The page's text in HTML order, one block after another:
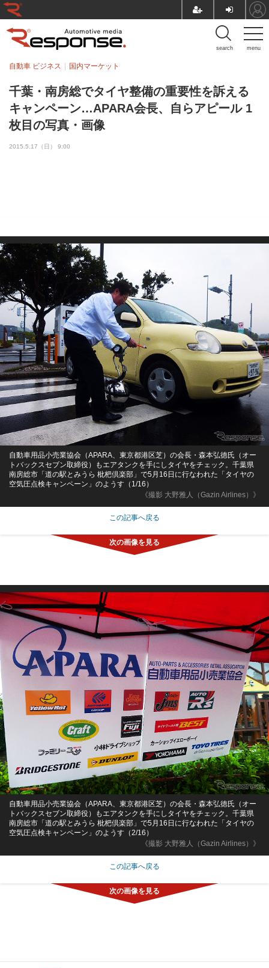
menu
search
千葉・南房総でタイヤ整備の重要性を訴える
キャンペーン…APARA会長、自らアピール 1
枚目の写真・画像
自動車 ビジネス 国内マーケット
2015.5.17（日） 9:00
《撮影 大野雅人（Gazin Airlines）》
自動車用品小売業協会（APARA、東京都港区芝）の会長・森本弘徳氏（オー
トバックスセブン取締役）もエアタンクを手にしタイヤをチェック。千葉県
南房総市「道の駅とみうら 枇杷倶楽部」で5月16日に行なわれた「タイヤの
空気圧点検キャンペーン」のようす（1/16）
この記事へ戻る
《撮影 大野雅人（Gazin Airlines）》
自動車用品小売業協会（APARA、東京都港区芝）の会長・森本弘徳氏（オー
トバックスセブン取締役）もエアタンクを手にしタイヤをチェック。千葉県
南房総市「道の駅とみうら 枇杷倶楽部」で5月16日に行なわれた「タイヤの
空気圧点検キャンペーン」のようす（2/16）
この記事へ戻る